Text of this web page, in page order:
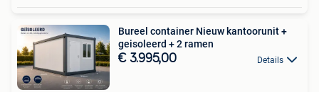
Bureel container Nieuw kantoorunit +
geisoleerd + 2 ramen
€ 3.995,00 Details